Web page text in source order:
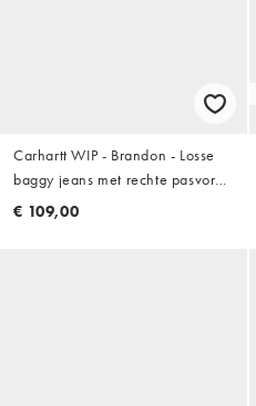
Carhartt WIP - Brandon - Losse
baggy jeans met rechte pasvorm
in blauwe stone wassing
€ 109,00